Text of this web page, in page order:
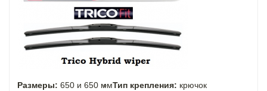
Размеры: 650 и 650 ммТип крепления: крючок